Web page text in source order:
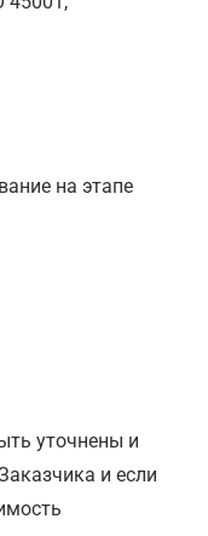
на этапе
уточнены и
и если